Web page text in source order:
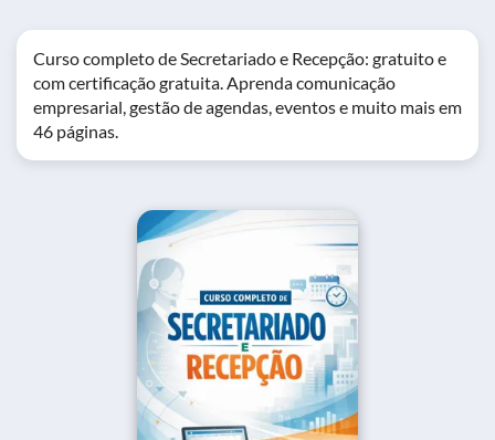
Curso completo de Secretariado e Recepção: gratuito e
com certificação gratuita. Aprenda comunicação
empresarial, gestão de agendas, eventos e muito mais em
46 páginas.